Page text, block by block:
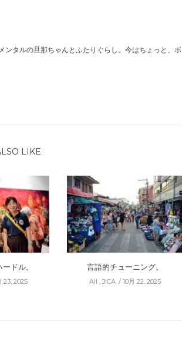
ンタルの旦那ちゃんとふたりぐらし。今はちょっと、ボ
LIKE
ドル。
23, 2025
言語的チューニング。
All , JICA 10月 22, 2025